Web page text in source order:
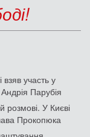
участь у
Парубія
розмові. У Києві
Прокопюка